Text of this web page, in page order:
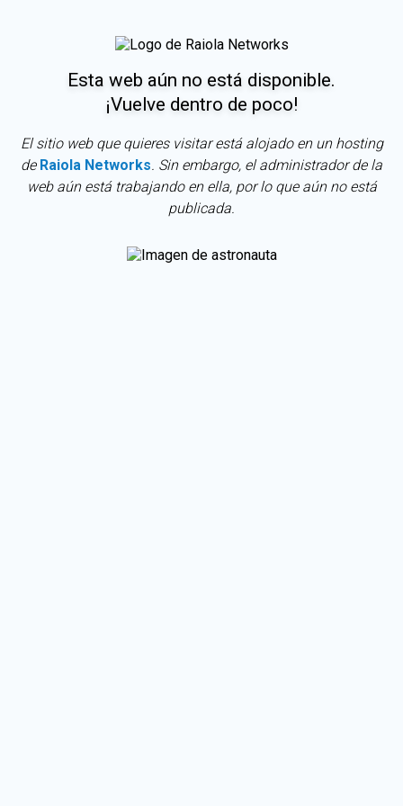
Esta web aún no está disponible.
¡Vuelve dentro de poco!
El sitio web que quieres visitar está alojado en un hosting
de Raiola Networks . Sin embargo, el administrador de la
web aún está trabajando en ella, por lo que aún no está
publicada.